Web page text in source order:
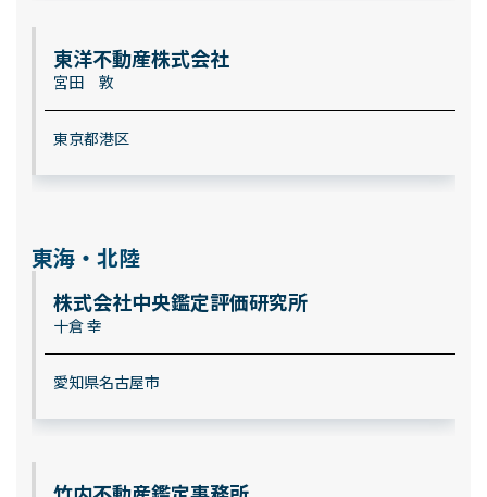
東洋不動産株式会社
宮田 敦
東京都港区
東海・北陸
株式会社中央鑑定評価研究所
十倉 幸
愛知県名古屋市